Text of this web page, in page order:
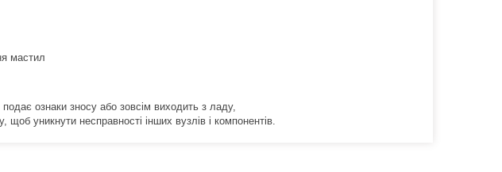
мастил
ознаки зносу або зовсім виходить з ладу,
уникнути несправності інших вузлів і компонентів.